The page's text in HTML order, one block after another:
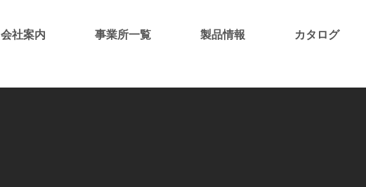
会社案内 事業所一覧 製品情報 カタログ